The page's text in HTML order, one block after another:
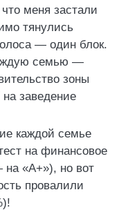
меня застали
тянулись
— один блок.
семью —
зоны
заведение
каждой семье
на финансовое
«А+»), но вот
провалили